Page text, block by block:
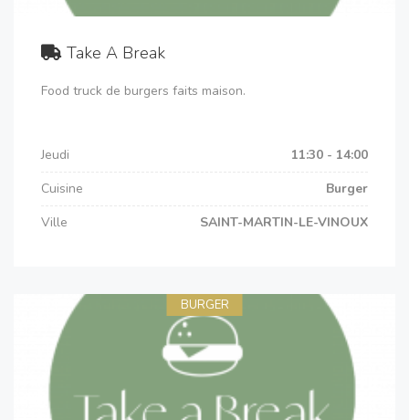
Take A Break
Food truck de burgers faits maison.
Jeudi
11:30 - 14:00
Cuisine
Burger
Ville
SAINT-MARTIN-LE-VINOUX
BURGER